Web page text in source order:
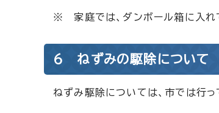
※ 家庭では、ダンボール箱に入れ
6 ねずみの駆除について
ねずみ駆除については、市では行っ